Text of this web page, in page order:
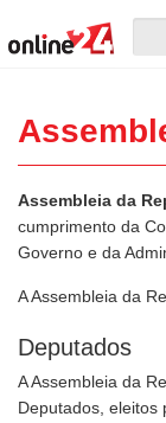
Assembleia da
cumprimento da
Governo e da
A Assembleia da
Deputados
A Assembleia da
Deputados, eleitos